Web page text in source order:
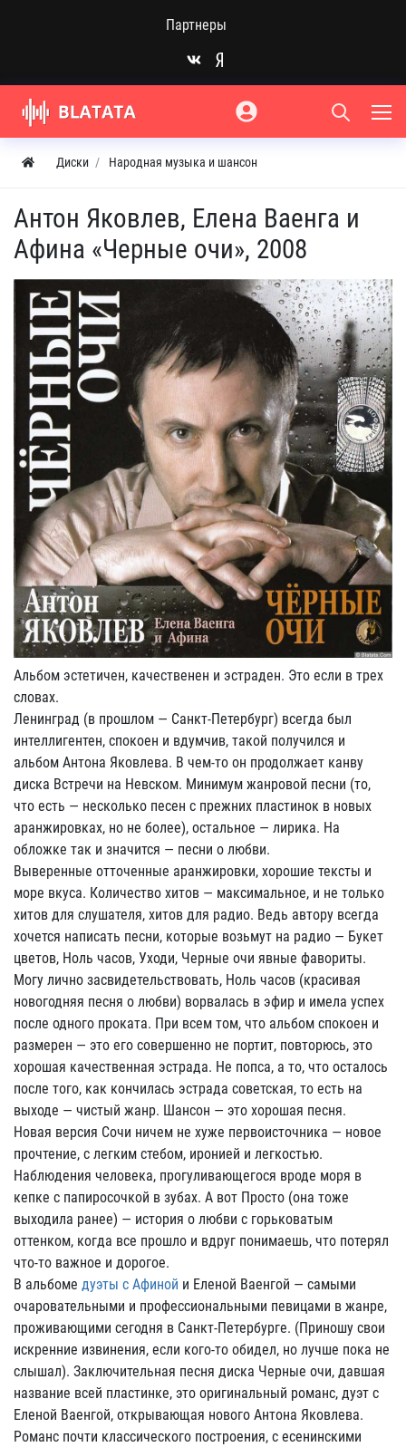
Партнеры
Диски Народная музыка и шансон
Антон Яковлев, Елена Ваенга и
Афина «Черные очи», 2008
Альбом эстетичен, качественен и эстраден. Это если в трех
словах.
Ленинград (в прошлом — Санкт-Петербург) всегда был
интеллигентен, спокоен и вдумчив, такой получился и
альбом Антона Яковлева. В чем-то он продолжает канву
диска Встречи на Невском. Минимум жанровой песни (то,
что есть — несколько песен с прежних пластинок в новых
аранжировках, но не более), остальное — лирика. На
обложке так и значится — песни о любви.
Выверенные отточенные аранжировки, хорошие тексты и
море вкуса. Количество хитов — максимальное, и не только
хитов для слушателя, хитов для радио. Ведь автору всегда
хочется написать песни, которые возьмут на радио — Букет
цветов, Ноль часов, Уходи, Черные очи явные фавориты.
Могу лично засвидетельствовать, Ноль часов (красивая
новогодняя песня о любви) ворвалась в эфир и имела успех
после одного проката. При всем том, что альбом спокоен и
размерен — это его совершенно не портит, повторюсь, это
хорошая качественная эстрада. Не попса, а то, что осталось
после того, как кончилась эстрада советская, то есть на
выходе — чистый жанр. Шансон — это хорошая песня.
Новая версия Сочи ничем не хуже первоисточника — новое
прочтение, с легким стебом, иронией и легкостью.
Наблюдения человека, прогуливающегося вроде моря в
кепке с папиросочкой в зубах. А вот Просто (она тоже
выходила ранее) — история о любви с горьковатым
оттенком, когда все прошло и вдруг понимаешь, что потерял
что-то важное и дорогое.
В альбоме дуэты с Афиной и Еленой Ваенгой — самыми
очаровательными и профессиональными певицами в жанре,
проживающими сегодня в Санкт-Петербурге. (Приношу свои
искренние извинения, если кого-то обидел, но лучше пока не
слышал). Заключительная песня диска Черные очи, давшая
название всей пластинке, это оригинальный романс, дуэт с
Еленой Ваенгой, открывающая нового Антона Яковлева.
Романс почти классического построения, с есенинскими